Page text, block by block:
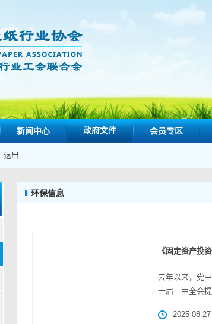
新闻中心 政府文件 会员专区
退出
环保信息
《固定资产投
去年以来，党
十届三中全会
2025-08-27